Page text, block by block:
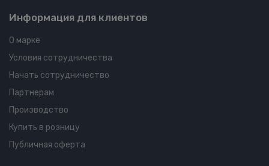
Информация для клиентов
О марке
Условия сотрудничества
Начать сотрудничество
Партнерам
Производство
Купить в розницу
Публичная оферта